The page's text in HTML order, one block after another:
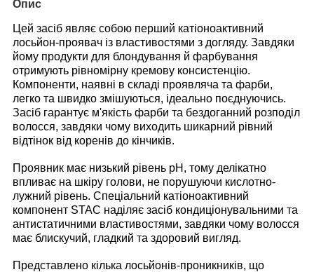
Опис
Цей засіб являє собою перший катіоноактивний
лосьйон-проявач із властивостями з догляду. Завдяки
йому продукти для блондування й фарбування
отримують рівномірну кремову консистенцію.
Компоненти, наявні в складі проявляча та фарби,
легко та швидко змішуються, ідеально поєднуючись.
Засіб гарантує м'якість фарби та бездоганний розподіл
волосся, завдяки чому виходить шикарний рівний
відтінок від коренів до кінчиків.
Проявник має низький рівень pH, тому делікатно
впливає на шкіру голови, не порушуючи кислотно-
лужний рівень. Спеціальний катіоноактивний
компонент STAC наділяє засіб кондиціонувальними та
антистатичними властивостями, завдяки чому волосся
має блискучий, гладкий та здоровий вигляд.
Представлено кілька лосьйонів-проникників, що